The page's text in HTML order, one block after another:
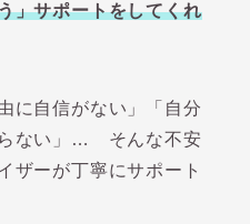
」サポートをしてくれ
に自信がない」「自分
らない」… そんな不安
ザーが丁寧にサポート